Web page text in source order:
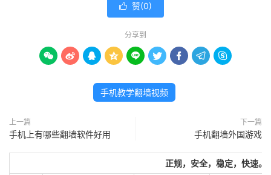
 赞(0)
分享到
        
手机教学翻墙视频
上一篇
手机上有哪些翻墙软件好用
下一篇
手机翻墙外国游戏
正规，安全，稳定，快速。